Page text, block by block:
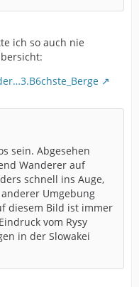
ich so auch nie
sein. Abgesehen
Wanderer auf
schnell ins Auge,
Umgebung
diesem Bild ist immer
vom Rysy
in der Slowakei